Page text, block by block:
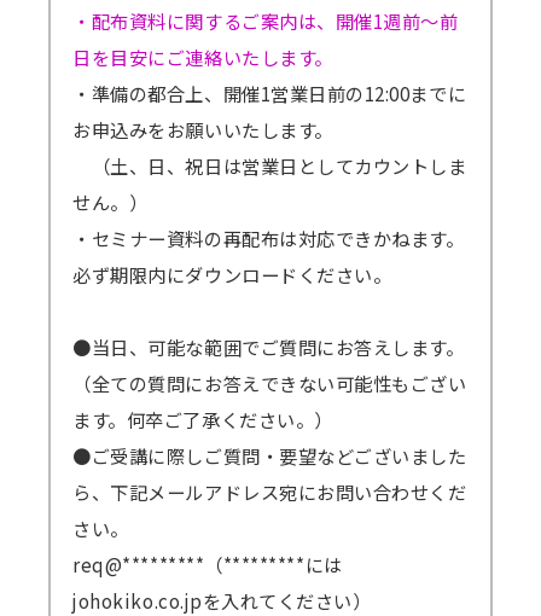
・配布資料に関するご案内は、開催1週前～前
日を目安にご連絡いたします。
・準備の都合上、開催1営業日前の12:00までに
お申込みをお願いいたします。
（土、日、祝日は営業日としてカウントしま
せん。）
・セミナー資料の再配布は対応できかねます。
必ず期限内にダウンロードください。
●当日、可能な範囲でご質問にお答えします。
（全ての質問にお答えできない可能性もござい
ます。何卒ご了承ください。）
●ご受講に際しご質問・要望などございました
ら、下記メールアドレス宛にお問い合わせくだ
さい。
req@*********（*********には
johokiko.co.jpを入れてください）